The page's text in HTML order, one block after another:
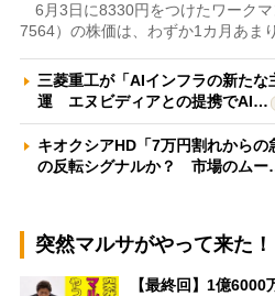
6月3日に8330円をつけたワークマ
7564）の株価は、わずか1カ月あま
三菱重工が「AIインフラの新た
運 エヌビディアとの提携でAI…
キオクシアHD「7万円割れから
の反転シグナルか？ 市場のム
突然マルサがやって来た！
【最終回】1億